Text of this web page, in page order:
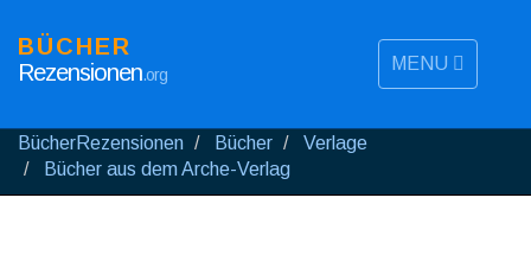
MENU
BÜCHER
Rezensionen.org
BücherRezensionen Bücher
Verlage
Bücher aus dem Arche-Verlag